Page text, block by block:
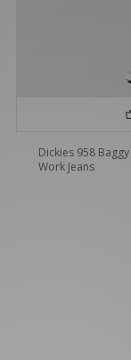
Dickies 958
Work Jeans